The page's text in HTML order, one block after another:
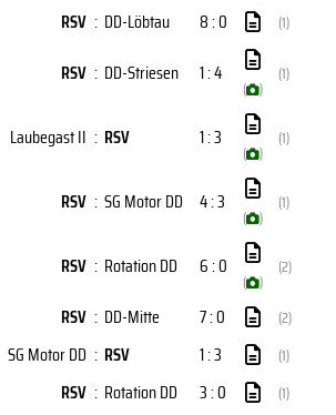
RSV : DD-Löbtau 8 : 0 (1)
RSV : DD-Striesen 1 : 4
( )
(1)
Laubegast II : RSV 1 : 3
( )
(1)
RSV : SG Motor DD 4 : 3
( )
(1)
RSV : Rotation DD 6 : 0
( )
(2)
RSV : DD-Mitte 7 : 0 (2)
SG Motor DD : RSV 1 : 3 (1)
RSV : Rotation DD 3 : 0 (1)